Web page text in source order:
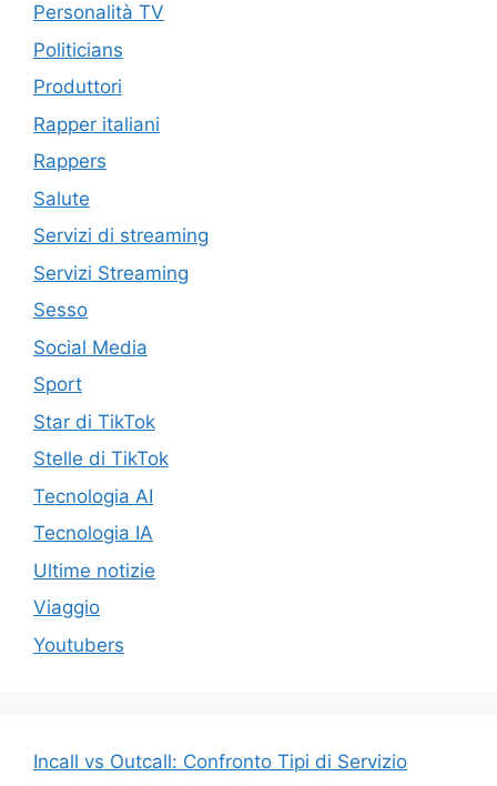
Personalità TV
Politicians
Produttori
Rapper italiani
Rappers
Salute
Servizi di streaming
Servizi Streaming
Sesso
Social Media
Sport
Star di TikTok
Stelle di TikTok
Tecnologia AI
Tecnologia IA
Ultime notizie
Viaggio
Youtubers
Incall vs Outcall: Confronto Tipi di Servizio